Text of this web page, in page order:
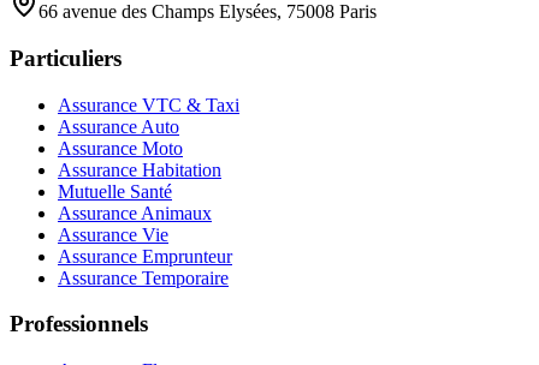
66 avenue des Champs Elysées, 75008 Paris
Particuliers
Assurance VTC & Taxi
Assurance Auto
Assurance Moto
Assurance Habitation
Mutuelle Santé
Assurance Animaux
Assurance Vie
Assurance Emprunteur
Assurance Temporaire
Professionnels